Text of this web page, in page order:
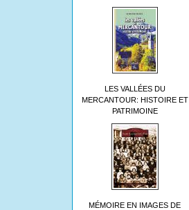
LES VALLÉES DU
MERCANTOUR: HISTOIRE ET
PATRIMOINE
MÉMOIRE EN IMAGES DE